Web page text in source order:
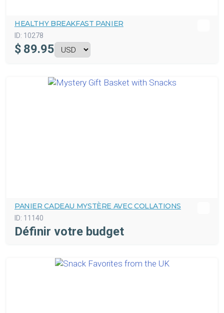
HEALTHY BREAKFAST PANIER
ID: 10278
$ 89.95
PANIER CADEAU MYSTÈRE AVEC COLLATIONS
ID: 11140
Définir votre budget